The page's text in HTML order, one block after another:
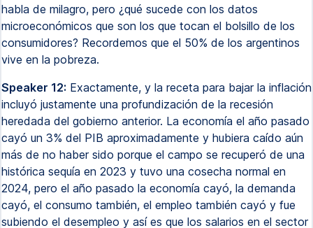
habla de milagro, pero ¿qué sucede con los datos
microeconómicos que son los que tocan el bolsillo de los
consumidores? Recordemos que el 50% de los argentinos
vive en la pobreza.
Speaker 12: Exactamente, y la receta para bajar la inflación
incluyó justamente una profundización de la recesión
heredada del gobierno anterior. La economía el año pasado
cayó un 3% del PIB aproximadamente y hubiera caído aún
más de no haber sido porque el campo se recuperó de una
histórica sequía en 2023 y tuvo una cosecha normal en
2024, pero el año pasado la economía cayó, la demanda
cayó, el consumo también, el empleo también cayó y fue
subiendo el desempleo y así es que los salarios en el sector